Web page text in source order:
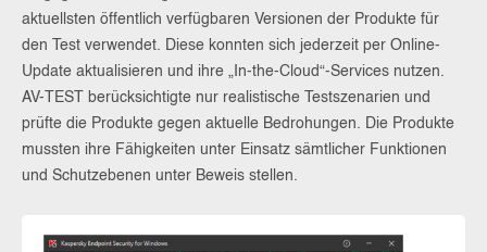
aktuellsten öffentlich verfügbaren Versionen der Produkte für
den Test verwendet. Diese konnten sich jederzeit per Online-
Update aktualisieren und ihre „In-the-Cloud“-Services nutzen.
AV-TEST berücksichtigte nur realistische Testszenarien und
prüfte die Produkte gegen aktuelle Bedrohungen. Die Produkte
mussten ihre Fähigkeiten unter Einsatz sämtlicher Funktionen
und Schutzebenen unter Beweis stellen.